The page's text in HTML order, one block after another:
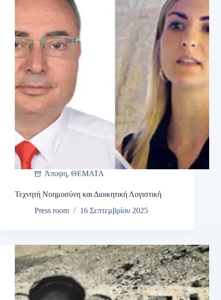
Άποψη, ΘΕΜΑΤΑ
Τεχνητή Νοημοσύνη και Διοικητική Λογιστική
Press room
16 Σεπτεμβρίου 2025